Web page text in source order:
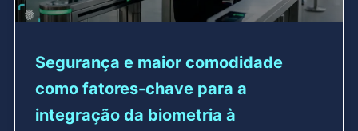
Segurança e maior comodidade
como fatores-chave para a
integração da biometria à